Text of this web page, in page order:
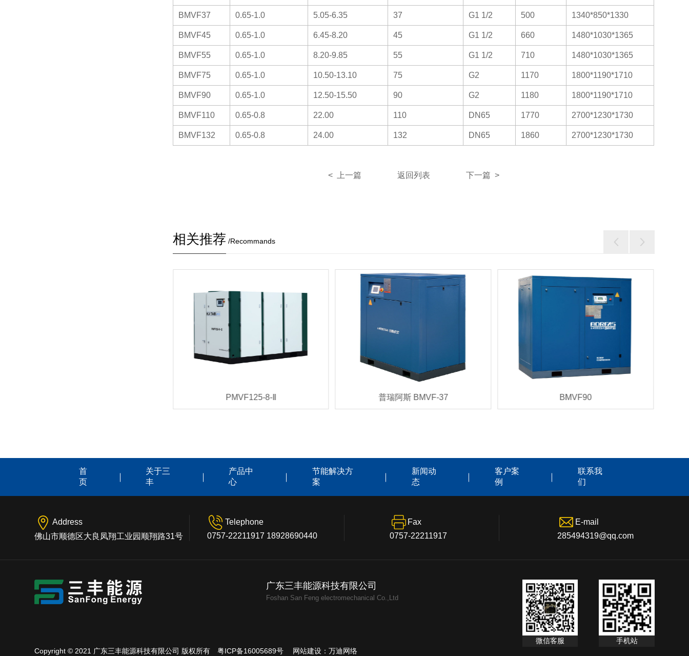
BMVF37 0.65-1.0 5.05-6.35 37 G1 1/2 500 1340*850*1330
BMVF45 0.65-1.0 6.45-8.20 45 G1 1/2 660 1480*1030*1365
BMVF55 0.65-1.0 8.20-9.85 55 G1 1/2 710 1480*1030*1365
BMVF75 0.65-1.0 10.50-13.10 75 G2 1170 1800*1190*1710
BMVF90 0.65-1.0 12.50-15.50 90 G2 1180 1800*1190*1710
BMVF110 0.65-0.8 22.00 110 DN65 1770 2700*1230*1730
BMVF132 0.65-0.8 24.00 132 DN65 1860 2700*1230*1730
< 上一篇 返回列表 下一篇 >
相关推荐 /Recommands
PMVF125-8-Ⅱ 普瑞阿斯 BMVF-37 BMVF90
首
页
关于三
丰
产品中
心
节能解决方
案
新闻动
态
客户案
例
联系我
们
Address
佛山市顺德区大良凤翔工业园顺翔路31号
Telephone
0757-22211917 18928690440
Fax
0757-22211917
E-mail
285494319@qq.com
广东三丰能源科技有限公司
Foshan San Feng electromechanical Co.,Ltd
微信客服
手机站
Copyright © 2021 广东三丰能源科技有限公司 版权所有
粤ICP备16005689号 网站建设：万迪网络